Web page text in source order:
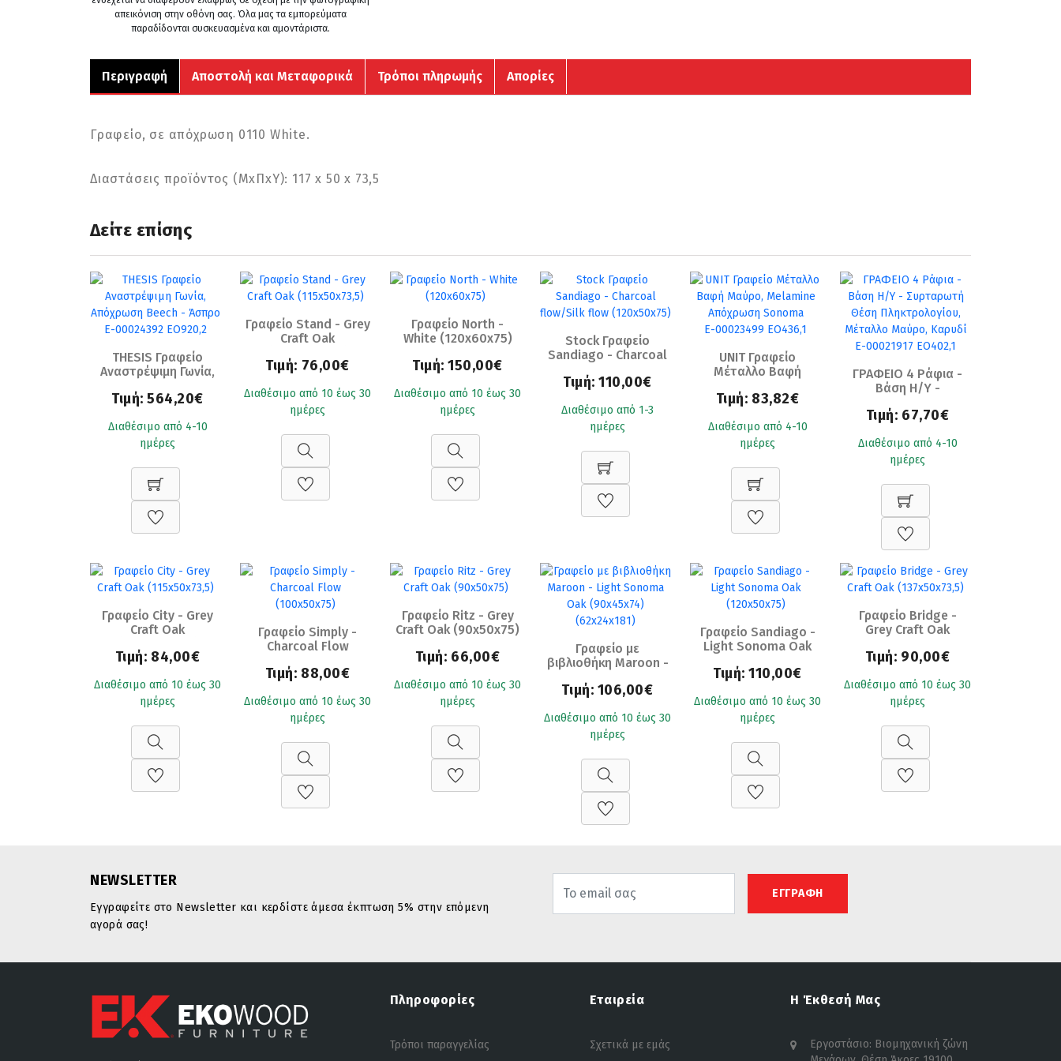
απεικόνιση στην οθόνη σας. Όλα μας τα εμπορεύματα
παραδίδονται συσκευασμένα και αμοντάριστα.
Περιγραφή Αποστολή και Μεταφορικά Τρόποι πληρωμής Απορίες
Γραφείο, σε απόχρωση 0110 White.
Διαστάσεις προϊόντος (ΜxΠxΥ): 117 x 50 x 73,5
Δείτε επίσης
THESIS Γραφείο
Αναστρέψιμη Γωνία,
Άσπρο Ε-00024392
Τιμή:564,20€
Διαθέσιμο από 4-10
ημέρες
Γραφείο Stand - Grey
Craft Oak
Τιμή: 76,00€
Διαθέσιμο από 10 έως 30
ημέρες
Γραφείο North -
White (120x60x75)
Τιμή:150,00€
Διαθέσιμο από 10 έως 30
ημέρες
Stock Γραφείο
Sandiago - Charcoal
(120x50x75)
Τιμή:110,00€
Διαθέσιμο από 1-3
ημέρες
UNIT Γραφείο
Μέταλλο Βαφή
Απόχρωση Sonoma
Τιμή: 83,82€
Διαθέσιμο από 4-10
ημέρες
ΓΡΑΦΕΙΟ 4 Ράφια -
Βάση Η/Υ -
Πληκτρολογίου,
Καρυδί Ε-00021917
ΕΟ402,1
Τιμή: 67,70€
Διαθέσιμο από 4-10
ημέρες
Γραφείο City - Grey
Craft Oak
Τιμή: 84,00€
Διαθέσιμο από 10 έως 30
ημέρες
Γραφείο Simply -
Charcoal Flow
Τιμή: 88,00€
Διαθέσιμο από 10 έως 30
ημέρες
Γραφείο Ritz - Grey
Craft Oak (90x50x75)
Τιμή: 66,00€
Διαθέσιμο από 10 έως 30
ημέρες
Γραφείο με
βιβλιοθήκη Maroon -
(90x45x74)
Τιμή: 106,00€
Διαθέσιμο από 10 έως 30
ημέρες
Γραφείο Sandiago -
Light Sonoma Oak
Τιμή:110,00€
Διαθέσιμο από 10 έως 30
ημέρες
Γραφείο Bridge -
Grey Craft Oak
Τιμή: 90,00€
Διαθέσιμο από 10 έως 30
ημέρες
NEWSLETTER
Εγγραφείτε στο Newsletter και κερδίστε άμεσα έκπτωση 5% στην επόμενη
αγορά σας!
ΕΓΓΡΑΦΗ
Πληροφορίες
Τρόποι παραγγελίας
Εταιρεία
Σχετικά με εμάς
Η Έκθεσή Μας
Εργοστάσιο: Βιομηχανική ζώνη